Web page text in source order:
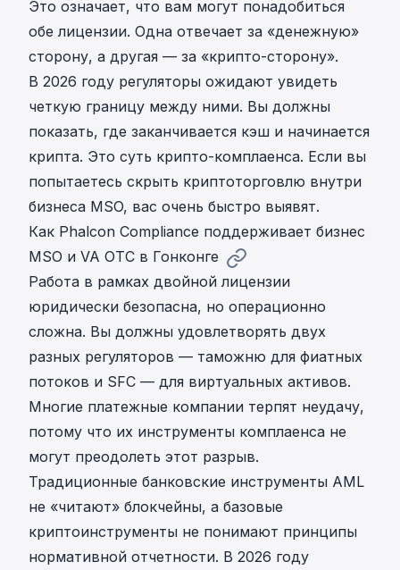
Это означает, что вам могут понадобиться
обе лицензии. Одна отвечает за «денежную»
сторону, а другая — за «крипто-сторону».
В 2026 году регуляторы ожидают увидеть
четкую границу между ними. Вы должны
показать, где заканчивается кэш и начинается
крипта. Это суть крипто-комплаенса. Если вы
попытаетесь скрыть криптоторговлю внутри
бизнеса MSO, вас очень быстро выявят.
Как Phalcon Compliance поддерживает бизнес
MSO и VA OTC в Гонконге
Работа в рамках двойной лицензии
юридически безопасна, но операционно
сложна. Вы должны удовлетворять двух
разных регуляторов — таможню для фиатных
потоков и SFC — для виртуальных активов.
Многие платежные компании терпят неудачу,
потому что их инструменты комплаенса не
могут преодолеть этот разрыв.
Традиционные банковские инструменты AML
не «читают» блокчейны, а базовые
криптоинструменты не понимают принципы
нормативной отчетности. В 2026 году